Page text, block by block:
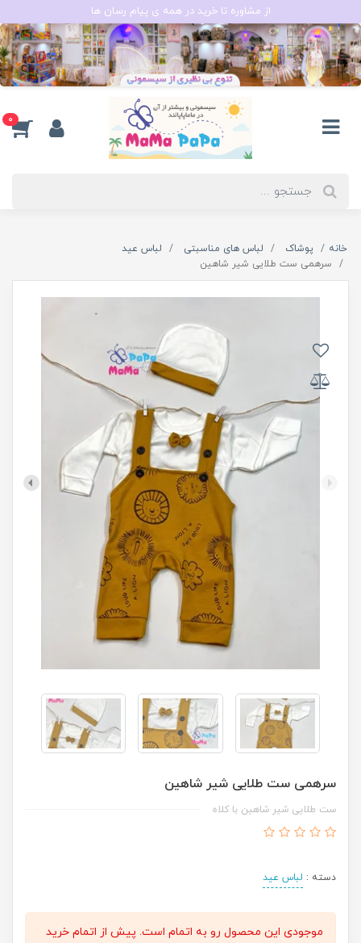
از مشاوره تا خرید در همه ی پیام رسان ها
0
خانه پوشاک لباس های مناسبتی
لباس عید
سرهمی ست طلایی شیر شاهین
سرهمی ست طلایی شیر شاهین
ست طلایی شیر شاهین با کلاه
دسته : لباس عید
موجودی این محصول رو به اتمام است. پیش از اتمام خرید